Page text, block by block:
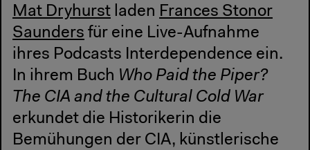
Mat Dryhurst laden Frances Stonor
Saunders für eine Live-Aufnahme
ihres Podcasts Interdependence ein.
In ihrem Buch Who Paid the Piper?
The CIA and the Cultural Cold War
erkundet die Historikerin die
Bemühungen der CIA, künstlerische